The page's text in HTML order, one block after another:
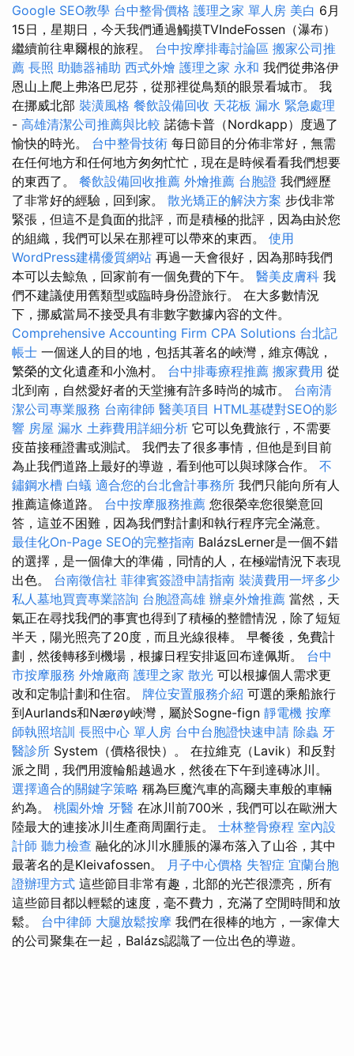
Google SEO教學 台中整骨價格 護理之家 單人房 美白 6月
15日，星期日，今天我們通過觸摸TVIndeFossen（瀑布）
繼續前往卑爾根的旅程。 台中按摩排毒討論區 搬家公司推
薦 長照 助聽器補助 西式外燴 護理之家 永和 我們從弗洛伊
恩山上爬上弗洛巴尼芬，從那裡從鳥類的眼景看城市。 我
在挪威北部 裝潢風格 餐飲設備回收 天花板 漏水 緊急處理
- 高雄清潔公司推薦與比較 諾德卡普（Nordkapp）度過了
愉快的時光。 台中整骨技術 每日節目的分佈非常好，無需
在任何地方和任何地方匆匆忙忙，現在是時候看看我們想要
的東西了。 餐飲設備回收推薦 外燴推薦 台胞證 我們經歷
了非常好的經驗，回到家。 散光矯正的解決方案 步伐非常
緊張，但這不是負面的批評，而是積極的批評，因為由於您
的組織，我們可以呆在那裡可以帶來的東西。 使用
WordPress建構優質網站 再過一天會很好，因為那時我們
本可以去鯨魚，回家前有一個免費的下午。 醫美皮膚科 我
們不建議使用舊類型或臨時身份證旅行。 在大多數情況
下，挪威當局不接受具有非數字數據內容的文件。
Comprehensive Accounting Firm CPA Solutions 台北記
帳士 一個迷人的目的地，包括其著名的峽灣，維京傳說，
繁榮的文化遺產和小漁村。 台中排毒療程推薦 搬家費用 從
北到南，自然愛好者的天堂擁有許多時尚的城市。 台南清
潔公司專業服務 台南律師 醫美項目 HTML基礎對SEO的影
響 房屋 漏水 土葬費用詳細分析 它可以免費旅行，不需要
疫苗接種證書或測試。 我們去了很多事情，但他是到目前
為止我們道路上最好的導遊，看到他可以與球隊合作。 不
鏽鋼水槽 白蟻 適合您的台北會計事務所 我們只能向所有人
推薦這條道路。 台中按摩服務推薦 您很榮幸您很樂意回
答，這並不困難，因為我們對計劃和執行程序完全滿意。
最佳化On-Page SEO的完整指南 BalázsLerner是一個不錯
的選擇，是一個偉大的準備，同情的人，在極端情況下表現
出色。 台南徵信社 菲律賓簽證申請指南 裝潢費用一坪多少
私人墓地買賣專業諮詢 台胞證高雄 辦桌外燴推薦 當然，天
氣正在尋找我們的事實也得到了積極的整體情況，除了短短
半天，陽光照亮了20度，而且光線很棒。 早餐後，免費計
劃，然後轉移到機場，根據日程安排返回布達佩斯。 台中
市按摩服務 外燴廠商 護理之家 散光 可以根據個人需求更
改和定制計劃和住宿。 牌位安置服務介紹 可選的乘船旅行
到Aurlands和Nærøy峽灣，屬於Sogne-fign 靜電機 按摩
師執照培訓 長照中心 單人房 台中台胞證快速申請 除蟲 牙
醫診所 System（價格很快）。 在拉維克（Lavik）和反對
派之間，我們用渡輪船越過水，然後在下午到達磚冰川。
選擇適合的關鍵字策略 稱為巨魔汽車的高爾夫車般的車輛
約為。 桃園外燴 牙醫 在冰川前700米，我們可以在歐洲大
陸最大的連接冰川生產商周圍行走。 士林整骨療程 室內設
計師 聽力檢查 融化的冰川水腫脹的瀑布落入了山谷，其中
最著名的是Kleivafossen。
月子中心價格 失智症 宜蘭台胞
證辦理方式 這些節目非常有趣，北部的光芒很漂亮，所有
這些節目都以輕鬆的速度，毫不費力，充滿了空閒時間和放
鬆。 台中律師 大腿放鬆按摩 我們在很棒的地方，一家偉大
的公司聚集在一起，Balázs認識了一位出色的導遊。